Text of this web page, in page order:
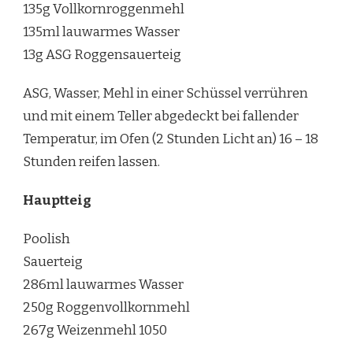
135g Vollkornroggenmehl
135ml lauwarmes Wasser
13g ASG Roggensauerteig
ASG, Wasser, Mehl in einer Schüssel verrühren
und mit einem Teller abgedeckt bei fallender
Temperatur, im Ofen (2 Stunden Licht an) 16 – 18
Stunden reifen lassen.
Hauptteig
Poolish
Sauerteig
286ml lauwarmes Wasser
250g Roggenvollkornmehl
267g Weizenmehl 1050